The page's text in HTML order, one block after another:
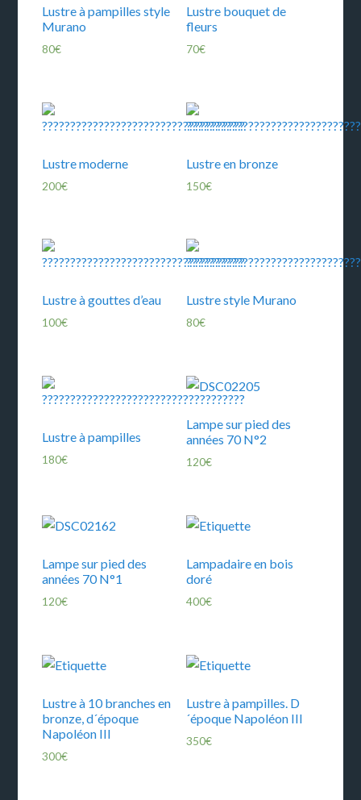
Lustre à pampilles style
Murano
80€
Lustre bouquet de
fleurs
70€
Lustre moderne
200€
Lustre en bronze
150€
Lustre à gouttes d’eau
100€
Lustre style Murano
80€
Lustre à pampilles
180€
Lampe sur pied des
années 70 N°2
120€
Lampe sur pied des
années 70 N°1
120€
Lampadaire en bois
doré
400€
Lustre à 10 branches en
bronze, d´époque
Napoléon III
300€
Lustre à pampilles. D
´époque Napoléon III
350€